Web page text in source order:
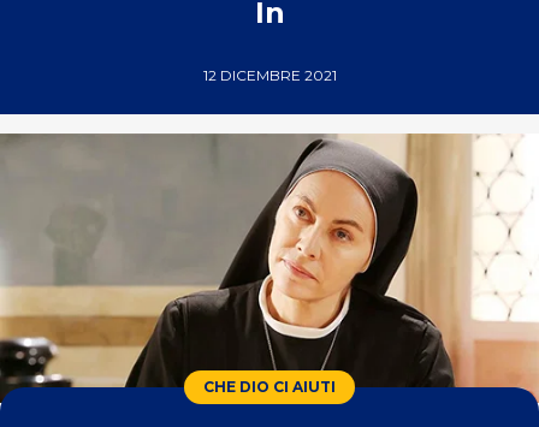
In
12 DICEMBRE 2021
CHE DIO CI AIUTI